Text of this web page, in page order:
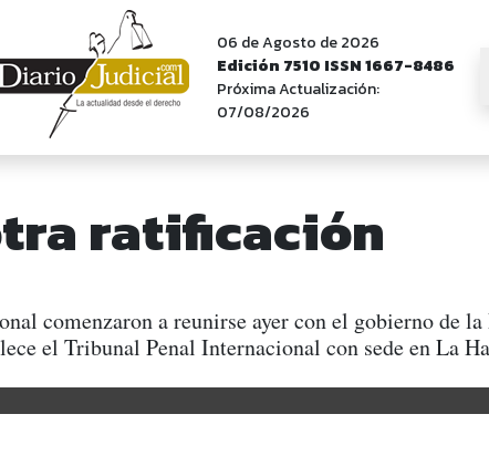
06 de Agosto de 2026
Edición 7510 ISSN 1667-8486
Próxima Actualización:
07/08/2026
ratificación
comenzaron a reunirse ayer con el gobierno de
el Tribunal Penal Internacional con sede en La